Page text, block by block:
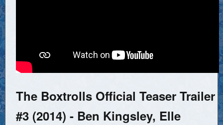
The Boxtrolls Official Teaser Trailer
#3 (2014) - Ben Kingsley, Elle